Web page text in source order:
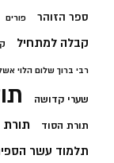
ספר הזוהר פורים
קבלה למתחיל
רבי ברוך שלום הלוי
שערי קדושה
תורת הסוד
תלמוד עשר